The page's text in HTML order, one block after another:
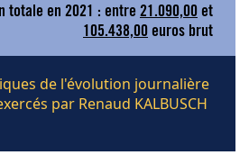
totale en 2021 : entre 21.090,00 et
105.438,00 euros brut
de l'évolution journalière
par Renaud KALBUSCH